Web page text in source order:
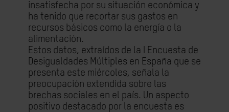
insatisfecha por su situación económica y
ha tenido que recortar sus gastos en
recursos básicos como la energía o la
alimentación.
Estos datos, extraídos de la I Encuesta de
Desigualdades Múltiples en España que se
presenta este miércoles, señala la
preocupación extendida sobre las
brechas sociales en el país. Un aspecto
positivo destacado por la encuesta es